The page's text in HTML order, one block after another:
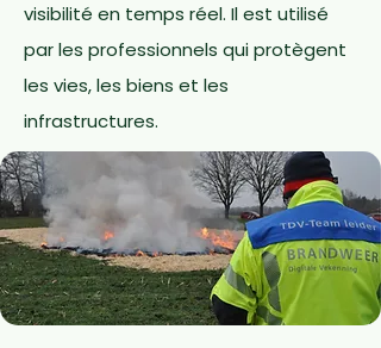
visibilité en temps réel. Il est utilisé
par les professionnels qui protègent
les vies, les biens et les
infrastructures.